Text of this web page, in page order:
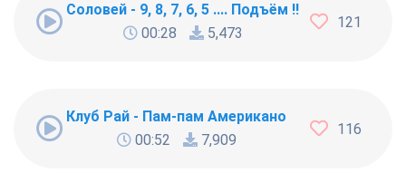
Соловей - 9, 8, 7, 6, 5 .... Подъём !!!
00:28
5,473
121
Клуб Рай - Пам-пам Американо
00:52
7,909
116